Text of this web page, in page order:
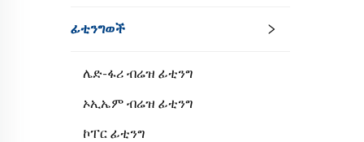
ፊቲንግወች
ሌድ-ፋሪ ብሬዝ ፊቲንግ
ኦኢኤም ብሬዝ ፊቲንግ
ኮፐር ፊቲንግ